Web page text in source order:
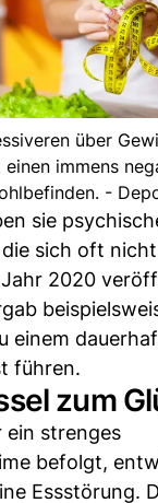
über
immens
-
sie
sich oft
Jahr 2020
einem
führen.
zum
ein strenges
befolgt,
Essstörung.